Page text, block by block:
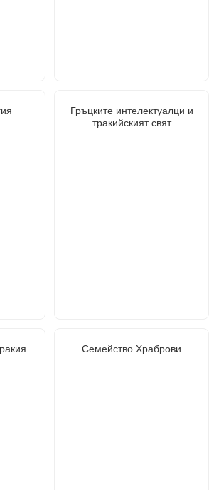
Гръцките интелектуалци и
тракийският свят
Семейство Храброви